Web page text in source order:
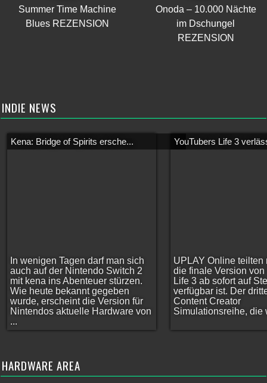
Summer Time Machine
Blues REZENSION
Onoda – 10.000 Nächte
im Dschungel
REZENSION
INDIE NEWS
Kena: Bridge of Spirits ersche...
In wenigen Tagen darf man sich
auch auf der Nintendo Switch 2
mit kena ins Abenteuer stürzen.
Wie heute bekannt gegeben
wurde, erscheint die Version für
Nintendos aktuelle Hardware von
...
YouTubers Life 3
UPLAY Online teilten
die finale Version von
Life 3 ab sofort auf
verfügbar ist. Der
Content Creator
Simulationsreihe, die
HARDWARE AREA